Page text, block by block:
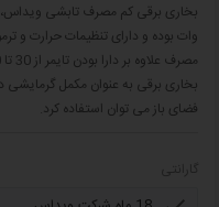
وات بوده و دارای تنظیمات حرارت و
بخاری برقی به عنوان مکمل گرمایشی
فضای باز می توان استفاده کرد.